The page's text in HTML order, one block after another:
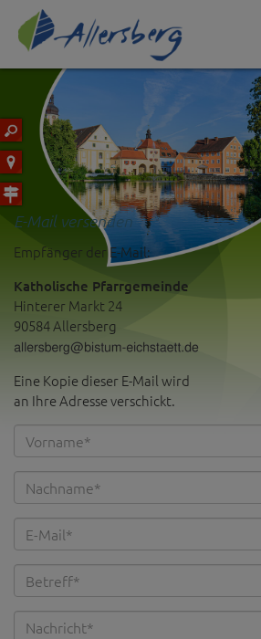
E-Mail versenden
Empfänger der E-Mail:
Katholische Pfarrgemeinde
Hinterer Markt 24
90584 Allersberg
Eine Kopie dieser E-Mail wird
an Ihre Adresse verschickt.